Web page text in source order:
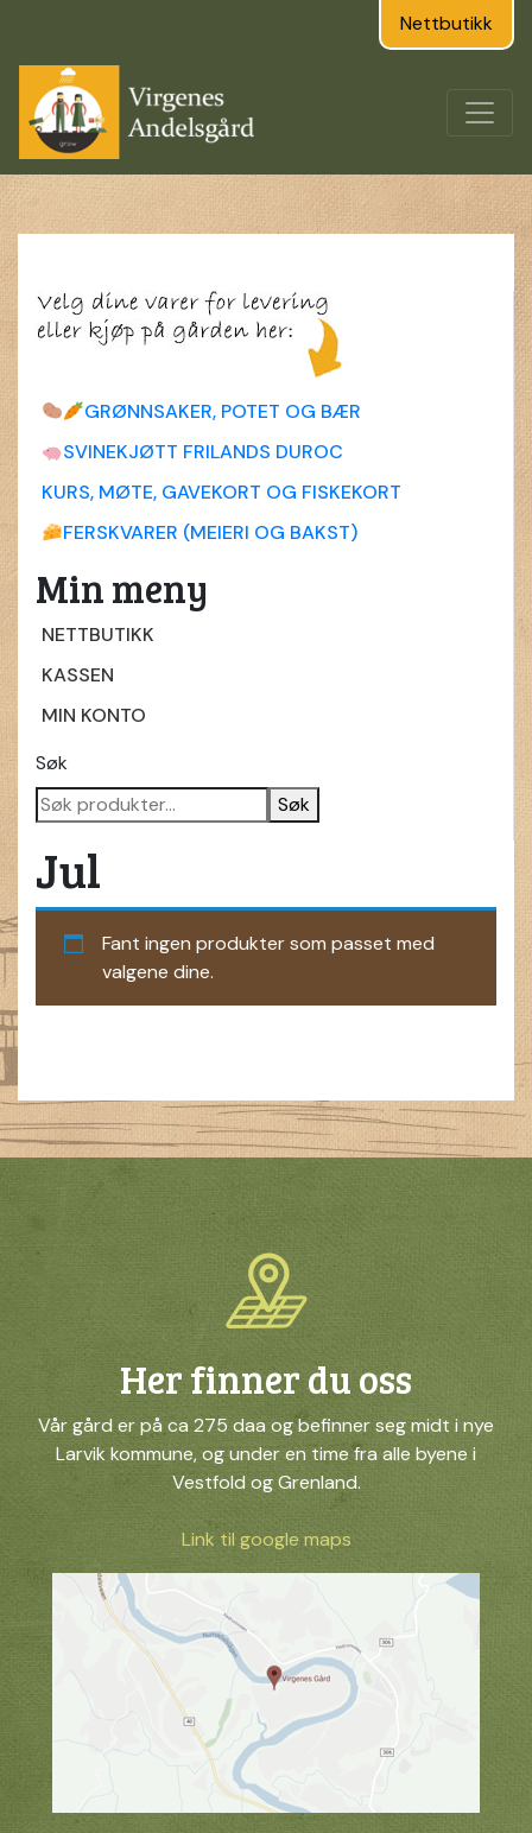
Nettbutikk
GRØNNSAKER, POTET OG BÆR
SVINEKJØTT FRILANDS DUROC
KURS, MØTE, GAVEKORT OG FISKEKORT
FERSKVARER (MEIERI OG BAKST)
Min meny
NETTBUTIKK
KASSEN
MIN KONTO
Søk
Søk
Jul
Fant ingen produkter som passet med
valgene dine.
Her finner du oss
Vår gård er på ca 275 daa og befinner seg midt i nye
Larvik kommune, og under en time fra alle byene i
Vestfold og Grenland.
Link til google maps